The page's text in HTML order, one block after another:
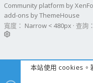
Community platform by
add-ons by ThemeHouse
寬度
查詢
本站使用 cookies。